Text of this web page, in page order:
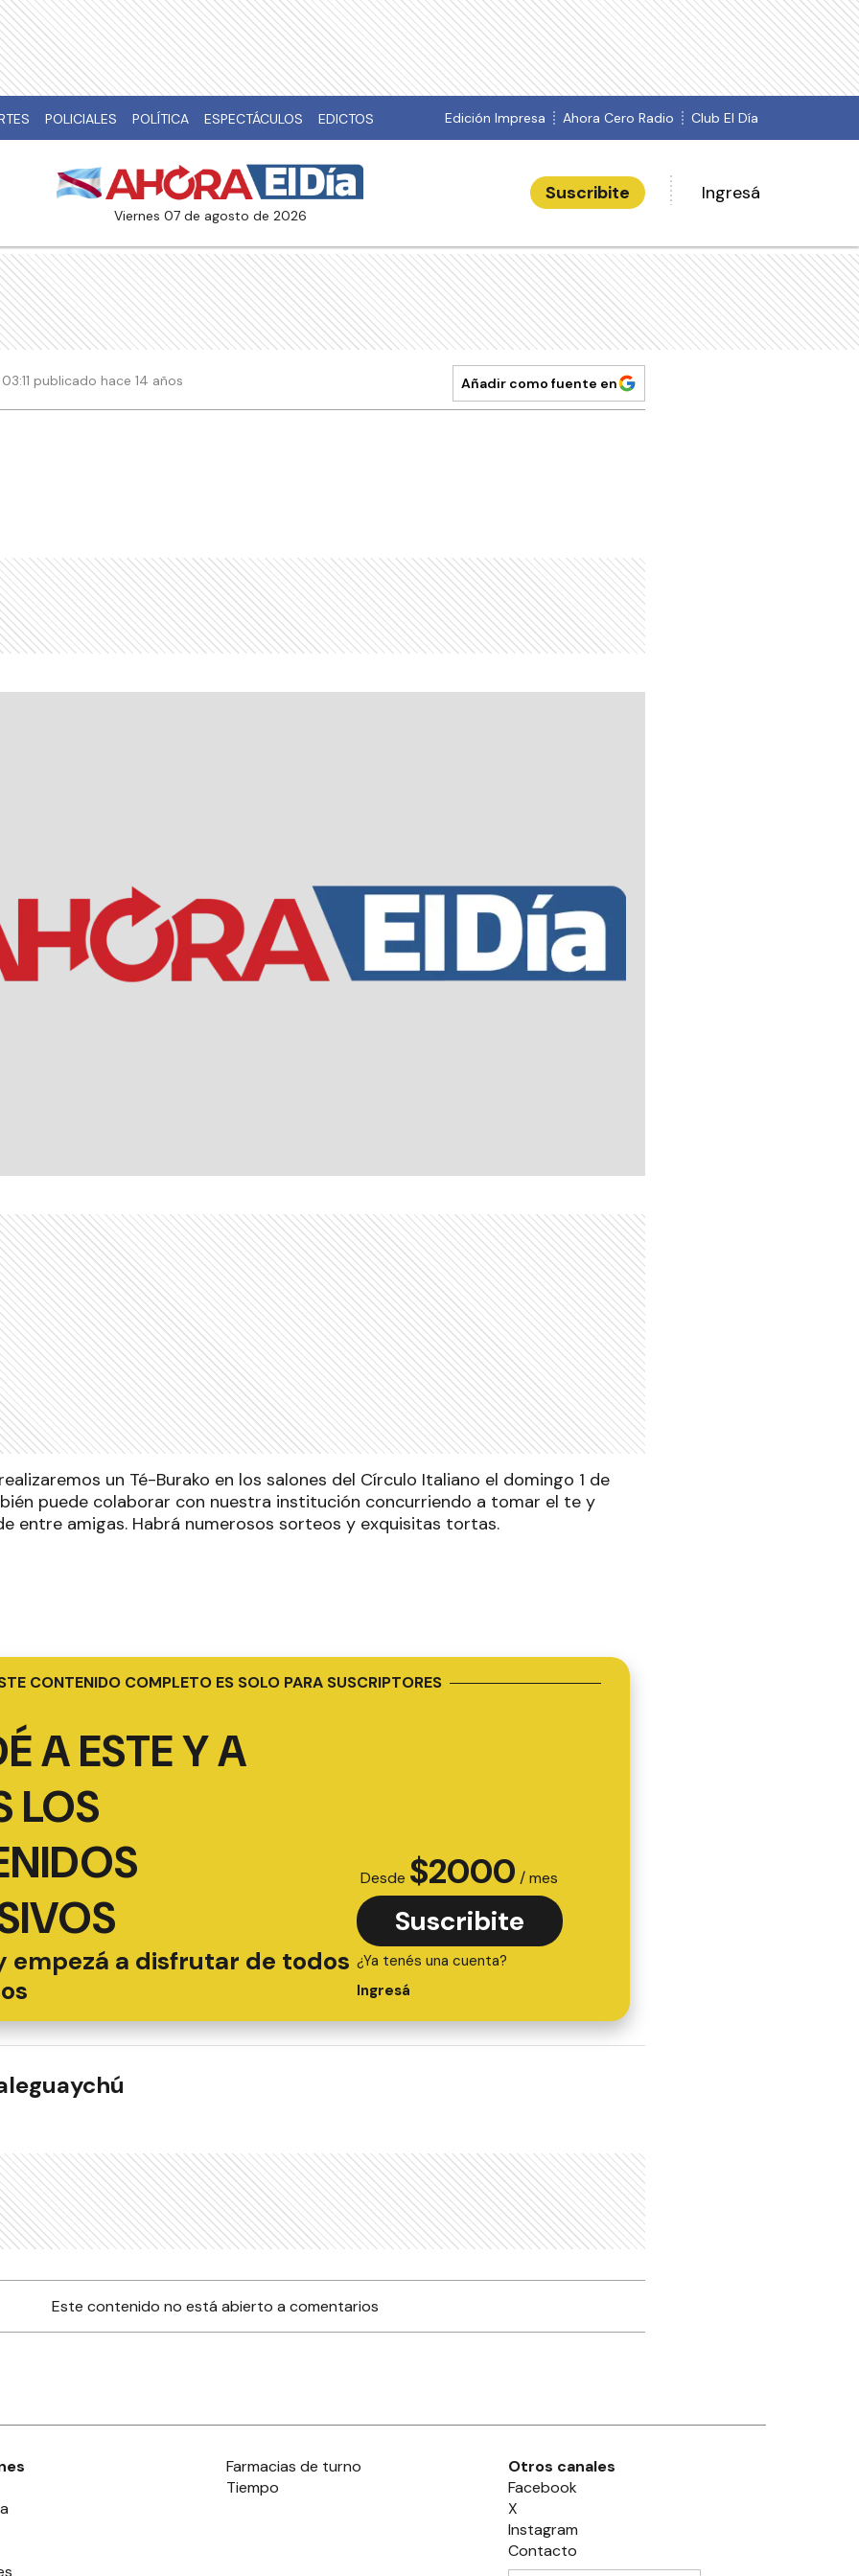
POLICIALES POLÍTICA ESPECTÁCULOS EDICTOS Edición Impresa Ahora Cero Radio Club El Día
viernes 07 de agosto de 2026
Suscribite Ingresá
publicado hace 14 años Añadir como fuente en
un Té-Burako en los salones del Círculo Italiano el domingo 1 de
puede colaborar con nuestra institución concurriendo a tomar el te y
entre amigas. Habrá numerosos sorteos y exquisitas tortas.
CONTENIDO COMPLETO ES SOLO PARA SUSCRIPTORES
A ESTE Y A
LOS
empezá a disfrutar de todos
Desde $2000 / mes
Suscribite
¿Ya tenés una cuenta?
Ingresá
Este contenido no está abierto a comentarios
Farmacias de turno
Tiempo
Otros canales
Facebook
X
Instagram
Contacto